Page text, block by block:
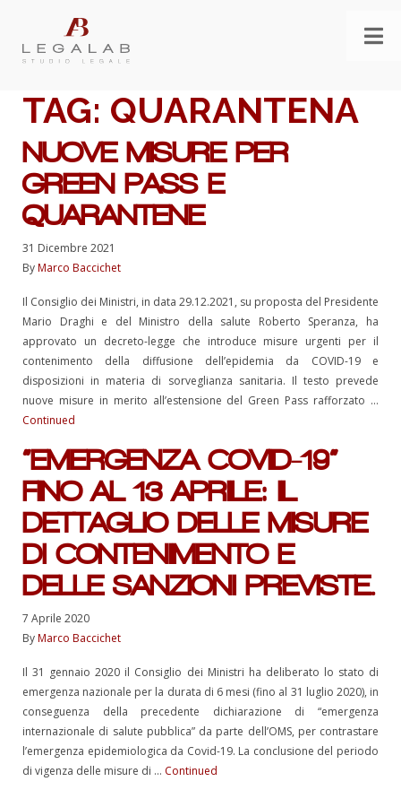
TAG: QUARANTENA
NUOVE MISURE PER
GREEN PASS E
QUARANTENE
31 Dicembre 2021
ByMarco Baccichet
Il Consiglio dei Ministri, in data 29.12.2021, su proposta del Presidente
Mario Draghi e del Ministro della salute Roberto Speranza, ha
approvato un decreto-legge che introduce misure urgenti per il
contenimento della diffusione dell’epidemia da COVID-19 e
disposizioni in materia di sorveglianza sanitaria. Il testo prevede
nuove misure in merito all’estensione del Green Pass rafforzato …
Continued
“EMERGENZA COVID-19”
FINO AL 13 APRILE: IL
DETTAGLIO DELLE MISURE
DI CONTENIMENTO E
DELLE SANZIONI PREVISTE.
7 Aprile 2020
ByMarco Baccichet
Il 31 gennaio 2020 il Consiglio dei Ministri ha deliberato lo stato di
emergenza nazionale per la durata di 6 mesi (fino al 31 luglio 2020), in
conseguenza della precedente dichiarazione di “emergenza
internazionale di salute pubblica” da parte dell’OMS, per contrastare
l’emergenza epidemiologica da Covid-19. La conclusione del periodo
di vigenza delle misure di … Continued